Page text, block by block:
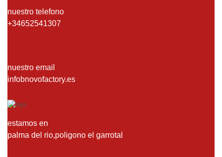
nuestro telefono
+34652541307
nuestro email
infobnovofactory.es
estamos en
palma del rio,poligono el garrotal